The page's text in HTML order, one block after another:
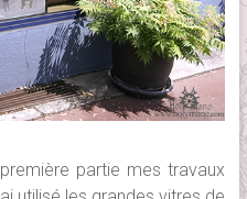
partie mes travaux